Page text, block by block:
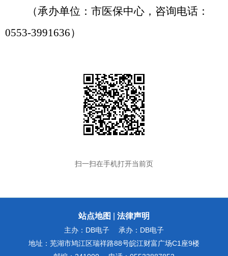
（承办单位：市医保中心，咨询电话：
0553-3991636）
扫一扫在手机打开当前页
站点地图 法律声明
主办：DB电子
承办：DB电子
地址：芜湖市鸠江区瑞祥路88号皖江财富广场C1座9楼